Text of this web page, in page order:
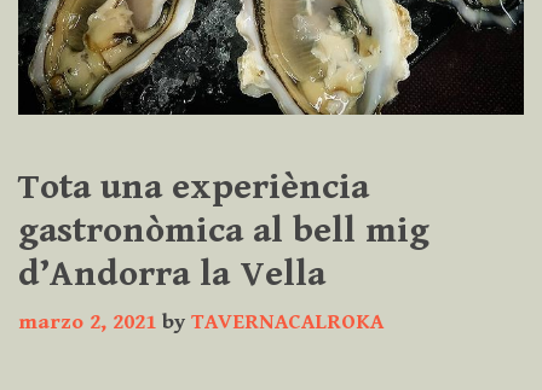
Tota una experiència
gastronòmica al bell mig
d’Andorra la Vella
marzo 2, 2021 by TAVERNACALROKA